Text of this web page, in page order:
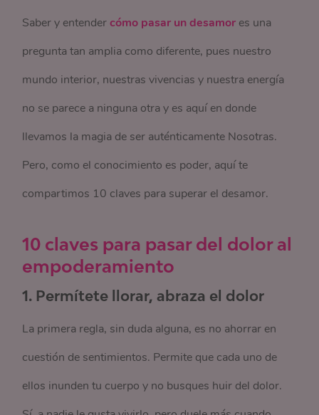
Saber y entendercómo pasar un desamor es una
pregunta tan amplia como diferente, pues nuestro
mundo interior, nuestras vivencias y nuestra energía
no se parece a ninguna otra y es aquí en donde
llevamos la magia de ser auténticamente Nosotras.
Pero, como el conocimiento es poder, aquí te
compartimos 10 claves para superar el desamor.
10 claves para pasar del dolor al
empoderamiento
1. Permítete llorar, abraza el dolor
La primera regla, sin duda alguna, es no ahorrar en
cuestión de sentimientos. Permite que cada uno de
ellos inunden tu cuerpo y no busques huir del dolor.